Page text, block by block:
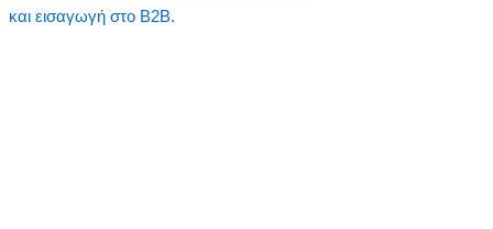
και εισαγωγή στο B2B.